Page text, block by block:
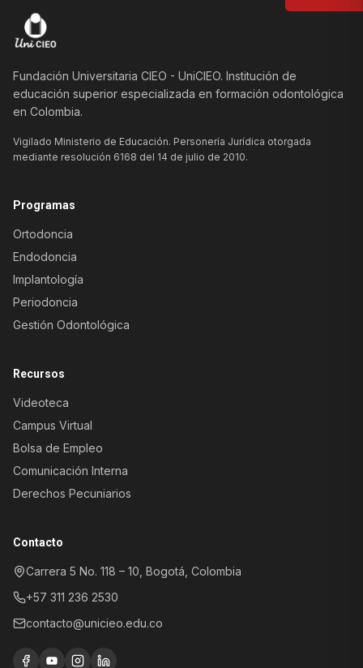
Fundación Universitaria CIEO - UniCIEO. Institución de
educación superior especializada en formación odontológica
en Colombia.
Vigilado Ministerio de Educación. Personería Jurídica otorgada
mediante resolución 6168 del 14 de julio de 2010.
Programas
Ortodoncia
Endodoncia
Implantología
Periodoncia
Gestión Odontológica
Recursos
Videoteca
Campus Virtual
Bolsa de Empleo
Comunicación Interna
Derechos Pecuniarios
Contacto
Carrera 5 No. 118 – 10, Bogotá, Colombia
+57 311 236 2530
contacto@unicieo.edu.co
Registro y control